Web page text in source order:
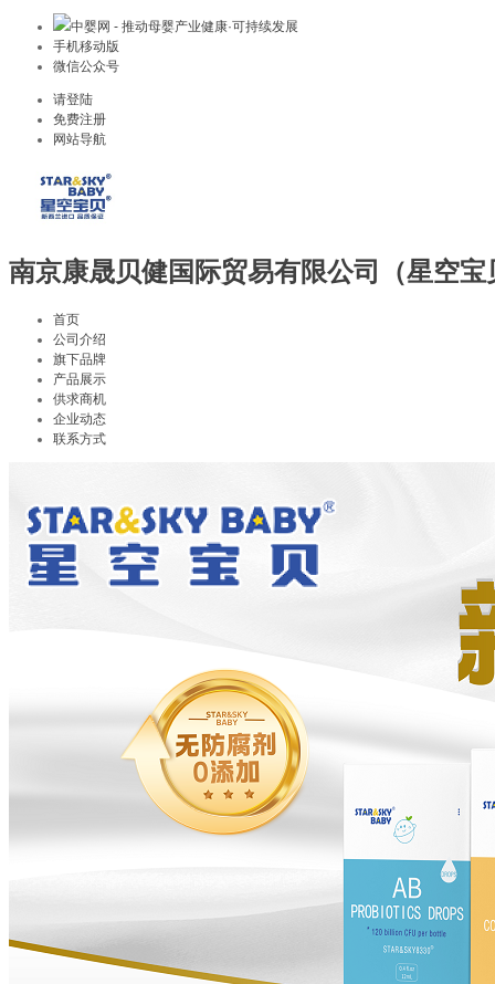
中婴网 - 推动母婴产业健康·可持续发展
手机移动版
微信公众号
请登陆
免费注册
网站导航
南京康晟贝健国际贸易有限公司（星空宝
首页
公司介绍
旗下品牌
产品展示
供求商机
企业动态
联系方式